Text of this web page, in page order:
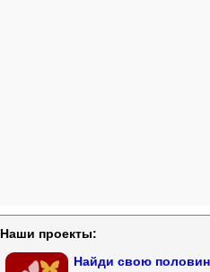
Наши проекты:
Найди свою